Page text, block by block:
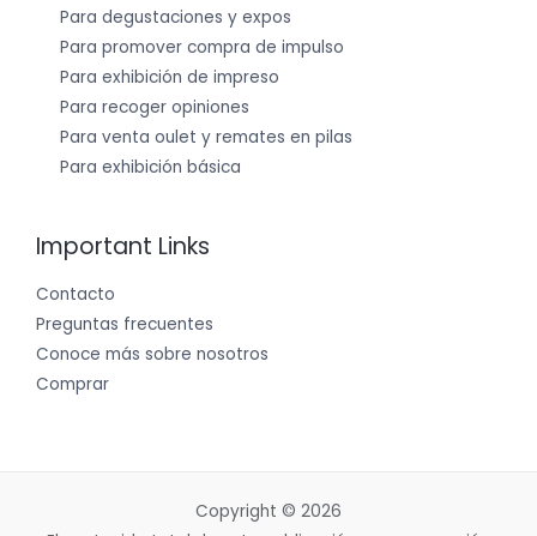
Para degustaciones y expos
Para promover compra de impulso
Para exhibición de impreso
Para recoger opiniones
Para venta oulet y remates en pilas
Para exhibición básica
Important Links
Contacto
Preguntas frecuentes
Conoce más sobre nosotros
Comprar
Copyright © 2026